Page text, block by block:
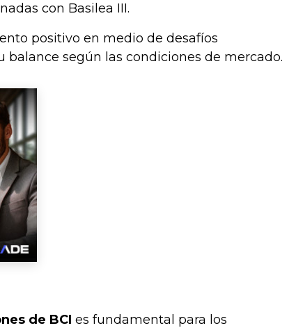
con Basilea III.
positivo en medio de desafíos
según las condiciones de mercado.
de BCI es fundamental para los